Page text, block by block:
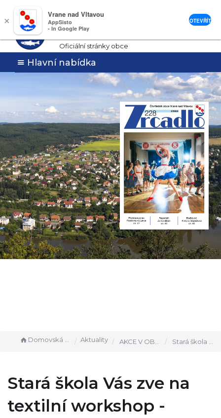
×
Vrane nad Vltavou
AppSisto
- In Google Play
OTEVŘÍT
Vrané nad
Vltavou
Oficiální stránky obce
Hlavní nabídka
Domovská stránka Aktuality AKCE V OBCI Stará škola Vás zve na textilní workshop - sobota 19.6.2021
Stará škola Vás zve na
textilní workshop -